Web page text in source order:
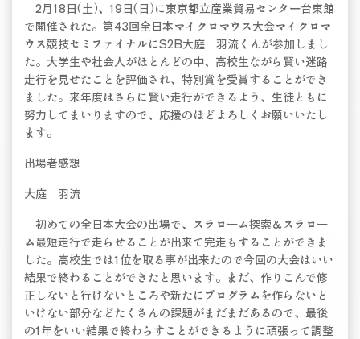
2月18日(土)、19日(日)に東京都立産業貿易センター台東館
で開催された。第43回全日本マイクロマウス大会マイクロマ
ウス競技セミファイナルにS2B大庭 羽流くんが参加しまし
た。大学生や社会人がほとんどの中、高校生ながら賢い迷路
走行を見せたことを評価され、特別賞を受賞することができ
ました。来年度はさらに賢い走行ができるよう、生徒ともに
努力してまいりますので、応援のほどよろしくお願いいたし
ます。
出場者感想
大庭 羽流
初めての全日本大会の出場で、スラローム探索＆スラロー
ム最短走行で走らせることが出来て完走もすることができま
した。高校生では1位を取る事が出来たので今回の大会はいい
結果で終わることができたと思います。まだ、作りこんで修
正しないと行けないところや新たにプログラムを作らないと
いけない部分などたくさんの課題がまだまだあるので、最後
の1年をいい結果で終わらすことができるように頑張って調整